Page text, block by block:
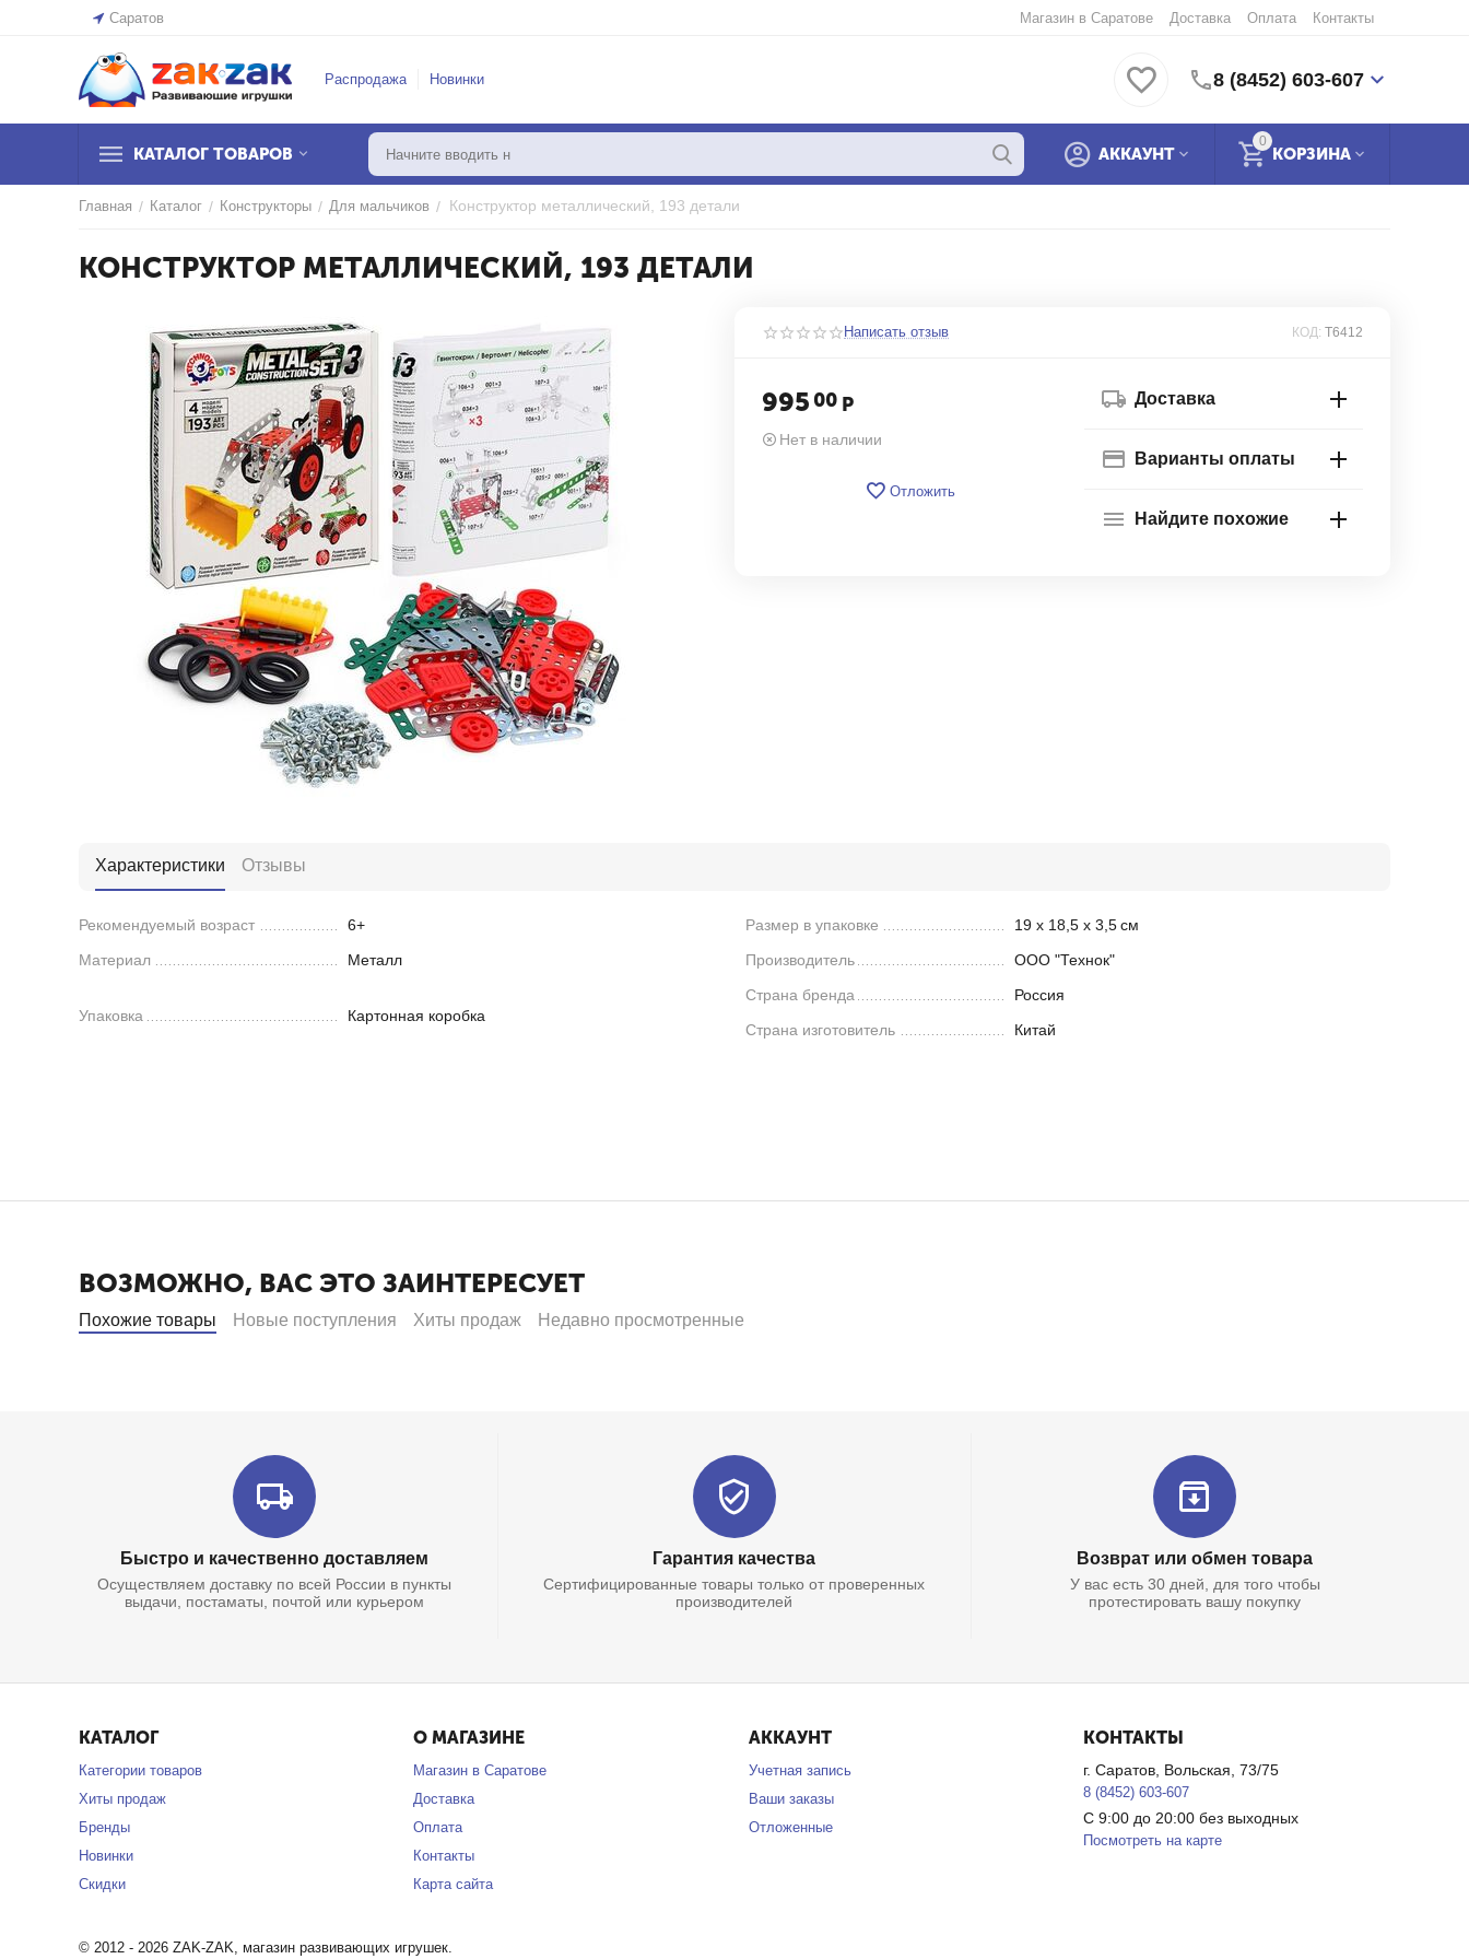
Саратов Магазин в Саратове Доставка Оплата Контакты
Распродажа Новинки 8 (8452) 603-607
КАТАЛОГ ТОВАРОВ
0
КОРЗИНА
АККАУНТ
Главная / Каталог / Конструкторы / Для мальчиков / Конструктор металлический, 193 детали
КОНСТРУКТОР МЕТАЛЛИЧЕСКИЙ, 193 ДЕТАЛИ
Написать отзыв КОД: Т6412
995 00 Р
Нет в наличии
Отложить
Доставка
Варианты оплаты
Найдите похожие
Характеристики Отзывы
Рекомендуемый возраст
6+
Материал
Металл
Упаковка Картонная коробка
Размер в упаковке 19 х 18,5 х 3,5см
Производитель
ООО "Технок"
Страна бренда
Россия
Страна изготовитель
Китай
ВОЗМОЖНО, ВАС ЭТО ЗАИНТЕРЕСУЕТ
Похожие товары Новые поступления Хиты продаж Недавно просмотренные
Быстро и качественно доставляем
Осуществляем доставку по всей России в пункты
выдачи, постаматы, почтой или курьером
Гарантия качества
Сертифицированные товары только от проверенных
производителей
Возврат или обмен товара
У вас есть 30 дней, для того чтобы
протестировать вашу покупку
КАТАЛОГ
Категории товаров
Хиты продаж
Бренды
Новинки
Скидки
О МАГАЗИНЕ
Магазин в Саратове
Доставка
Оплата
Контакты
Карта сайта
АККАУНТ
Учетная запись
Ваши заказы
Отложенные
КОНТАКТЫ
г. Саратов, Вольская, 73/75
8 (8452) 603-607
С 9:00 до 20:00 без выходных
Посмотреть на карте
© 2012 - 2026 ZAK-ZAK, магазин развивающих игрушек.